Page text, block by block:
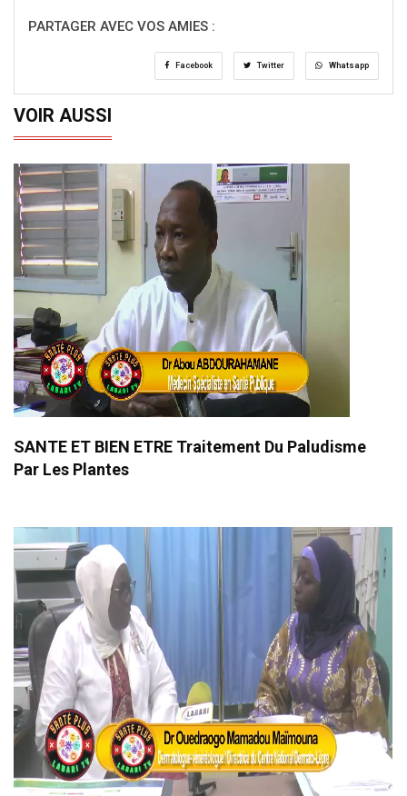
PARTAGER AVEC VOS AMIES :
Facebook Twitter Whatsapp
VOIR AUSSI
SANTE ET BIEN ETRE Traitement Du Paludisme
Par Les Plantes